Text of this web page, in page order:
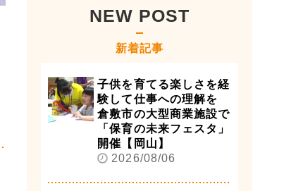
NEW POST
新着記事
子供を育てる楽しさを経
験して仕事への理解を
倉敷市の大型商業施設で
「保育の未来フェスタ」
開催【岡山】
2026/08/06